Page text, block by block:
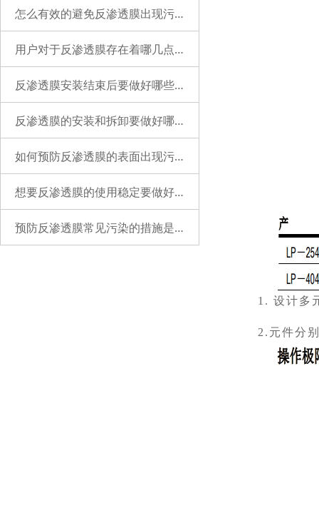
怎么有效的避免反渗透膜出现污染？
用户对于反渗透膜存在着哪几点误解？
反渗透膜安装结束后要做好哪些检查的工作？
反渗透膜的安装和拆卸要做好哪些准备？
如何预防反渗透膜的表面出现污染？
想要反渗透膜的使用稳定要做好哪些工作？
预防反渗透膜常见污染的措施是什么？
1. 设计多
2.元件分